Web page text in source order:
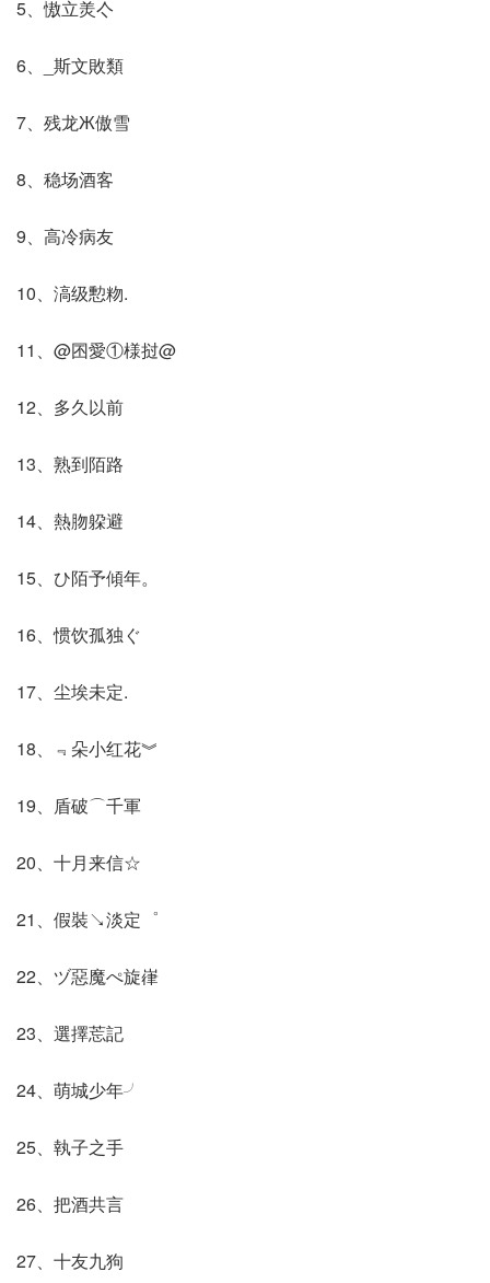
5、慠立羙亽
6、_斯文敗類
7、残龙Ж傲雪
8、稳场酒客
9、高冷病友
10、滈级憅粅.
11、@囨愛①様挝@
12、多久以前
13、熟到陌路
14、熱肳躱避
15、ひ陌予傾年。
16、惯饮孤独ぐ
17、尘埃未定.
18、﹃朵小红花︾
19、盾破⌒千軍
20、十月来信☆
21、假裝↘淡定゜
22、ヅ惡魔ぺ旋嵂
23、選擇莣記
24、萌城少年╯
25、執子之手
26、把酒共言
27、十友九狗